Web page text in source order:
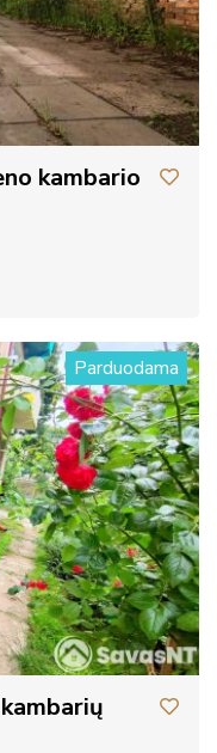
kambario
Parduodama